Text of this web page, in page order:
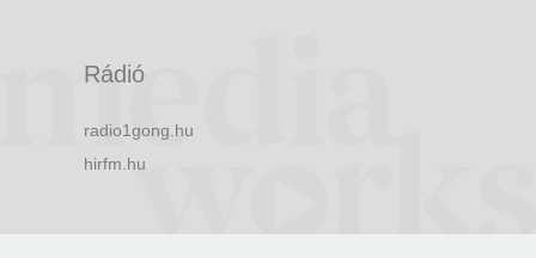
Rádió
radio1gong.hu
hirfm.hu